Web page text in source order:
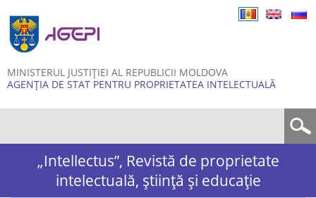
MINISTERUL JUSTIȚIEI AL REPUBLICII MOLDOVA
AGENȚIA DE STAT PENTRU PROPRIETATEA INTELECTUALĂ
„Intellectus”, Revistă de proprietate
intelectuală, știință și educație